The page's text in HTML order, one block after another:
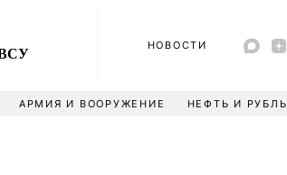
ВСУ НОВОСТИ
АРМИЯ И ВООРУЖЕНИЕ НЕФТЬ И РУБЛЬ